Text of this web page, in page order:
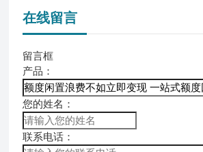
在线留言
留言框
产品：
您的姓名：
联系电话：